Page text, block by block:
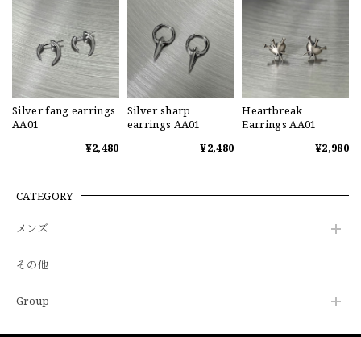
Silver fang earrings
AA01
¥2,480
Silver sharp
earrings AA01
¥2,480
Heartbreak
Earrings AA01
¥2,980
CATEGORY
メンズ
その他
Group